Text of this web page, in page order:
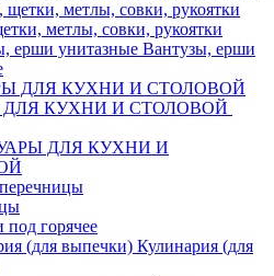
метлы, совки, рукоятки
Вантузы, ерши
ДЛЯ КУХНИ И СТОЛОВОЙ
ДЛЯ КУХНИ И
под горячее
Кулинария (для